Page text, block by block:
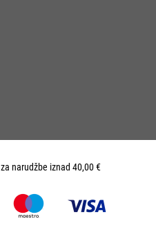
za narudžbe iznad 40,00 €